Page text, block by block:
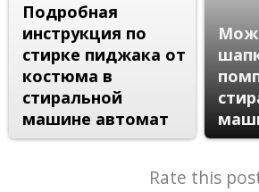
Подробная
инструкция по
стирке пиджака от
костюма в
стиральной
машине автомат
Rate this